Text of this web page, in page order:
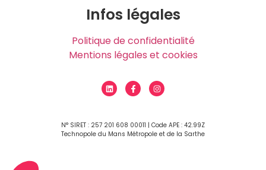
Infos légales
Politique de confidentialité
Mentions légales et cookies
N° SIRET : 257 201 608 00011 | Code APE : 42.99Z
Technopole du Mans Métropole et de la Sarthe